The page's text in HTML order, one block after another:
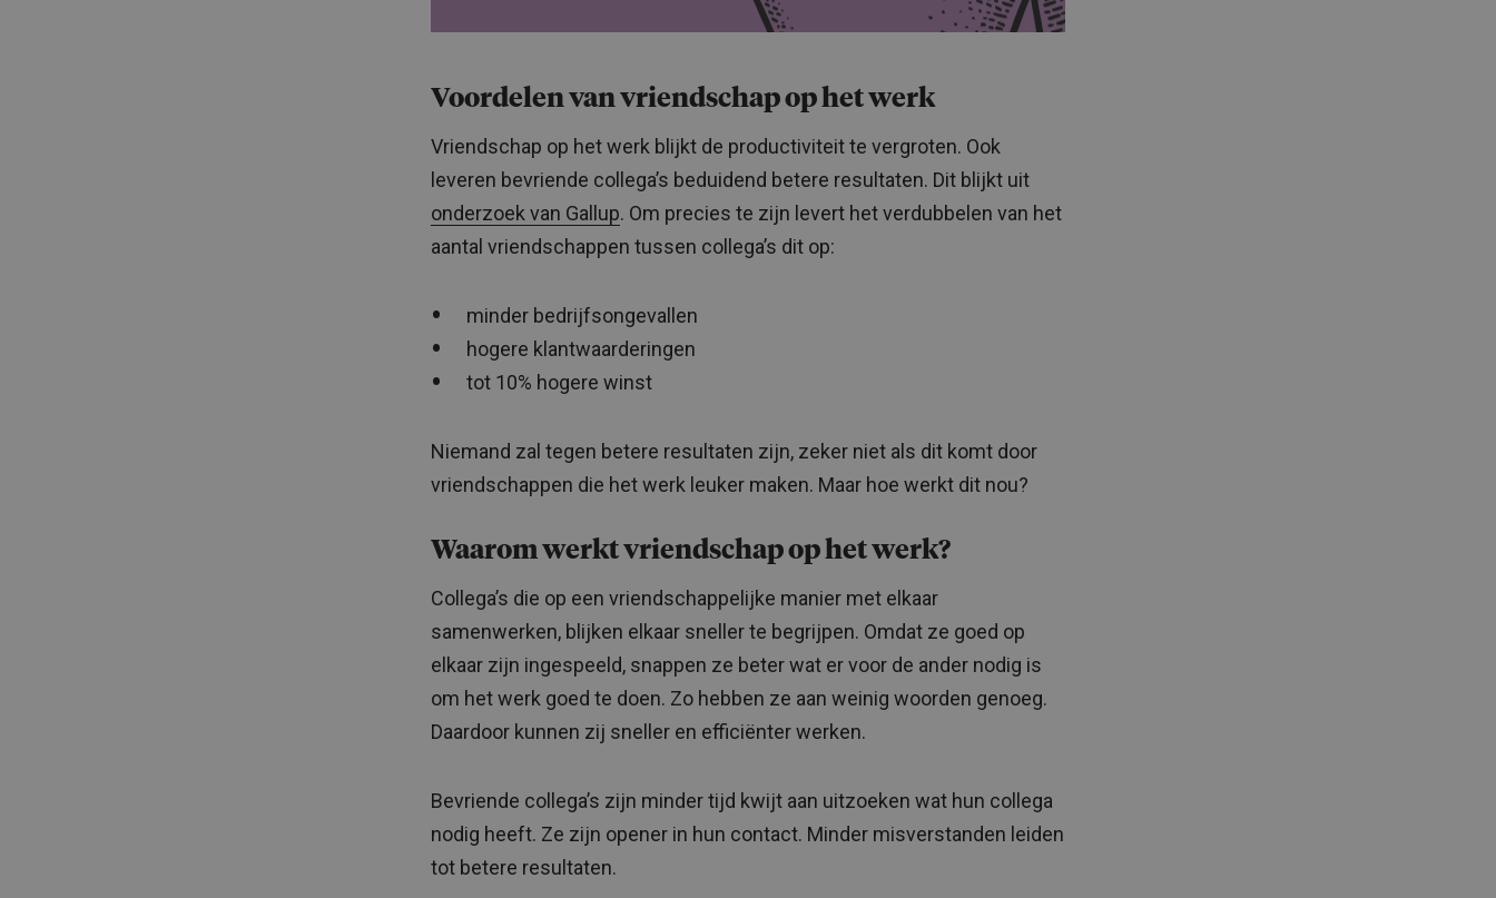
Voordelen van vriendschap op het werk
Vriendschap op het werk blijkt de productiviteit te vergroten. Ook
leveren bevriende collega’s beduidend betere resultaten. Dit blijkt uit
onderzoek van Gallup. Om precies te zijn levert het verdubbelen van het
aantal vriendschappen tussen collega’s dit op:
minder bedrijfsongevallen
hogere klantwaarderingen
tot 10% hogere winst
Niemand zal tegen betere resultaten zijn, zeker niet als dit komt door
vriendschappen die het werk leuker maken. Maar hoe werkt dit nou?
Waarom werkt vriendschap op het werk?
Collega’s die op een vriendschappelijke manier met elkaar
samenwerken, blijken elkaar sneller te begrijpen. Omdat ze goed op
elkaar zijn ingespeeld, snappen ze beter wat er voor de ander nodig is
om het werk goed te doen. Zo hebben ze aan weinig woorden genoeg.
Daardoor kunnen zij sneller en efficiënter werken.
Bevriende collega’s zijn minder tijd kwijt aan uitzoeken wat hun collega
nodig heeft. Ze zijn opener in hun contact. Minder misverstanden leiden
tot betere resultaten.